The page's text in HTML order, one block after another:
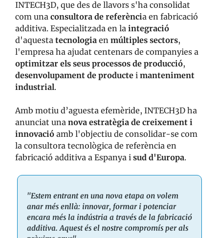
INTECH3D, que des de llavors s'ha consolidat
com una consultora de referència en fabricació
additiva. Especialitzada en la integració
d'aquesta tecnologia en múltiples sectors,
l'empresa ha ajudat centenars de companyies a
optimitzar els seus processos de producció,
desenvolupament de producte i manteniment
industrial.
Amb motiu d’aguesta efemèride, INTECH3D ha
anunciat una nova estratègia de creixement i
innovació amb l'objectiu de consolidar-se com
la consultora tecnològica de referència en
fabricació additiva a Espanya i sud d'Europa.
"Estem entrant en una nova etapa on volem
anar més enllà: innovar, formar i potenciar
encara més la indústria a través de la fabricació
additiva. Aquest és el nostre compromís per als